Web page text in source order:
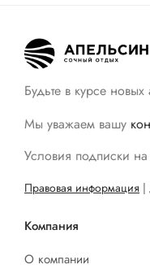
Будьте в курсе
Мы уважаем вашу
Условия подписки
Правовая информация |
Компания
О компании